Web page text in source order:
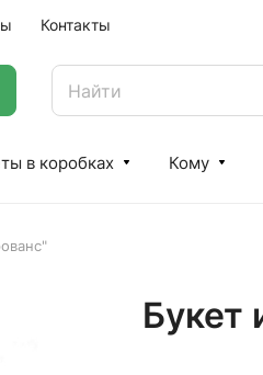
Контакты
в коробках Кому
Букет